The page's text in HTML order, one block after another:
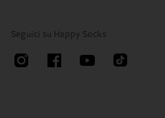
Seguici su Happy Socks